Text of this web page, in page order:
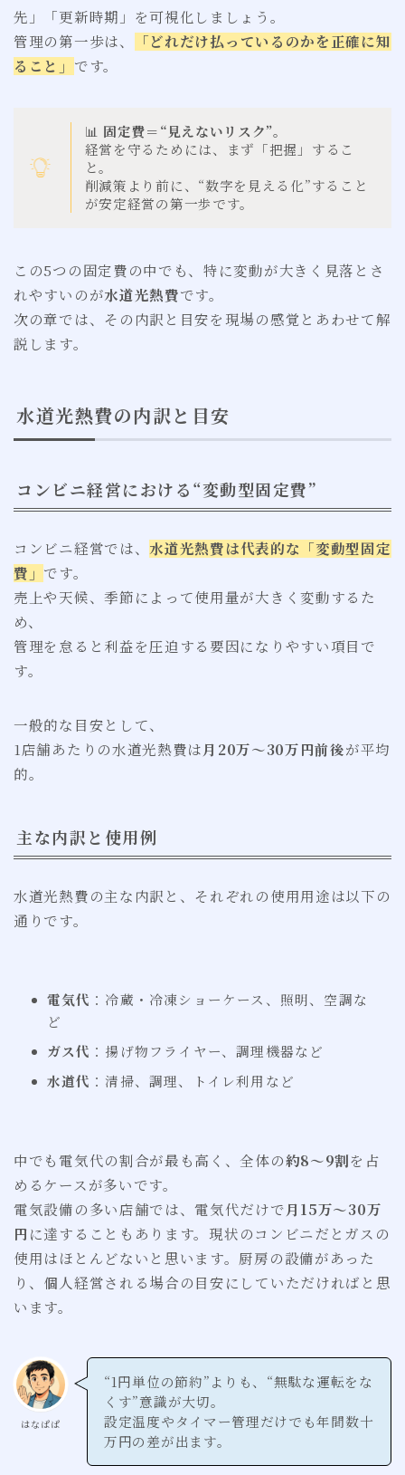
先」「更新時期」を可視化しましょう。
管理の第一歩は、
「どれだけ払っているのかを正確に知
ること」 です。
📊 固定費＝“見えないリスク”。
経営を守るためには、まず「把握」するこ
と。
削減策より前に、“数字を見える化”すること
が安定経営の第一歩です。
この5つの固定費の中でも、特に変動が大きく見落とさ
れやすいのが水道光熱費です。
次の章では、その内訳と目安を現場の感覚とあわせて解
説します。
水道光熱費の内訳と目安
コンビニ経営における“変動型固定費”
コンビニ経営では、 水道光熱費は代表的な「変動型固定
費」 です。
売上や天候、季節によって使用量が大きく変動するた
め、
管理を怠ると利益を圧迫する要因になりやすい項目で
す。
一般的な目安として、
1店舗あたりの水道光熱費は月20万〜30万円前後が平均
的。
主な内訳と使用例
水道光熱費の主な内訳と、それぞれの使用用途は以下の
通りです。
電気代 ：冷蔵・冷凍ショーケース、照明、空調な
ど
ガス代 ：揚げ物フライヤー、調理機器など
水道代 ：清掃、調理、トイレ利用など
中でも電気代の割合が最も高く、全体の約8〜9割を占
めるケースが多いです。
電気設備の多い店舗では、電気代だけで月15万〜30万
円に達することもあります。現状のコンビニだとガスの
使用はほとんどないと思います。厨房の設備があった
り、個人経営される場合の目安にしていただければと思
います。
はなぱぱ
“1円単位の節約”よりも、“無駄な運転をな
くす”意識が大切。
設定温度やタイマー管理だけでも年間数十
万円の差が出ます。